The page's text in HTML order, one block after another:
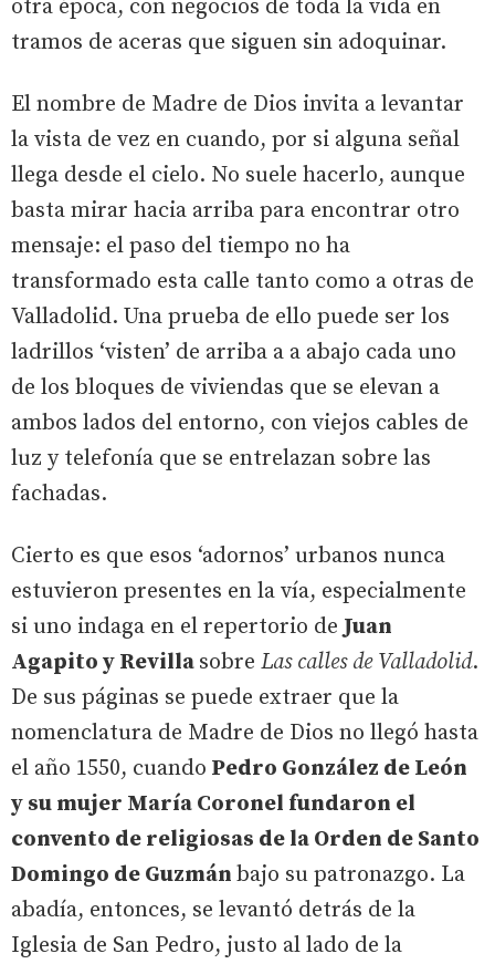
otra época, con negocios de toda la vida en
tramos de aceras que siguen sin adoquinar.
El nombre de Madre de Dios invita a levantar
la vista de vez en cuando, por si alguna señal
llega desde el cielo. No suele hacerlo, aunque
basta mirar hacia arriba para encontrar otro
mensaje: el paso del tiempo no ha
transformado esta calle tanto como a otras de
Valladolid. Una prueba de ello puede ser los
ladrillos ‘visten’ de arriba a a abajo cada uno
de los bloques de viviendas que se elevan a
ambos lados del entorno, con viejos cables de
luz y telefonía que se entrelazan sobre las
fachadas.
Cierto es que esos ‘adornos’ urbanos nunca
estuvieron presentes en la vía, especialmente
si uno indaga en el repertorio deJuan
Agapito y Revilla sobre Las calles de Valladolid.
De sus páginas se puede extraer que la
nomenclatura de Madre de Dios no llegó hasta
el año 1550, cuando Pedro González de León
y su mujer María Coronel fundaron el
convento de religiosas de la Orden de Santo
Domingo de Guzmán bajo su patronazgo. La
abadía, entonces, se levantó detrás de la
Iglesia de San Pedro, justo al lado de la